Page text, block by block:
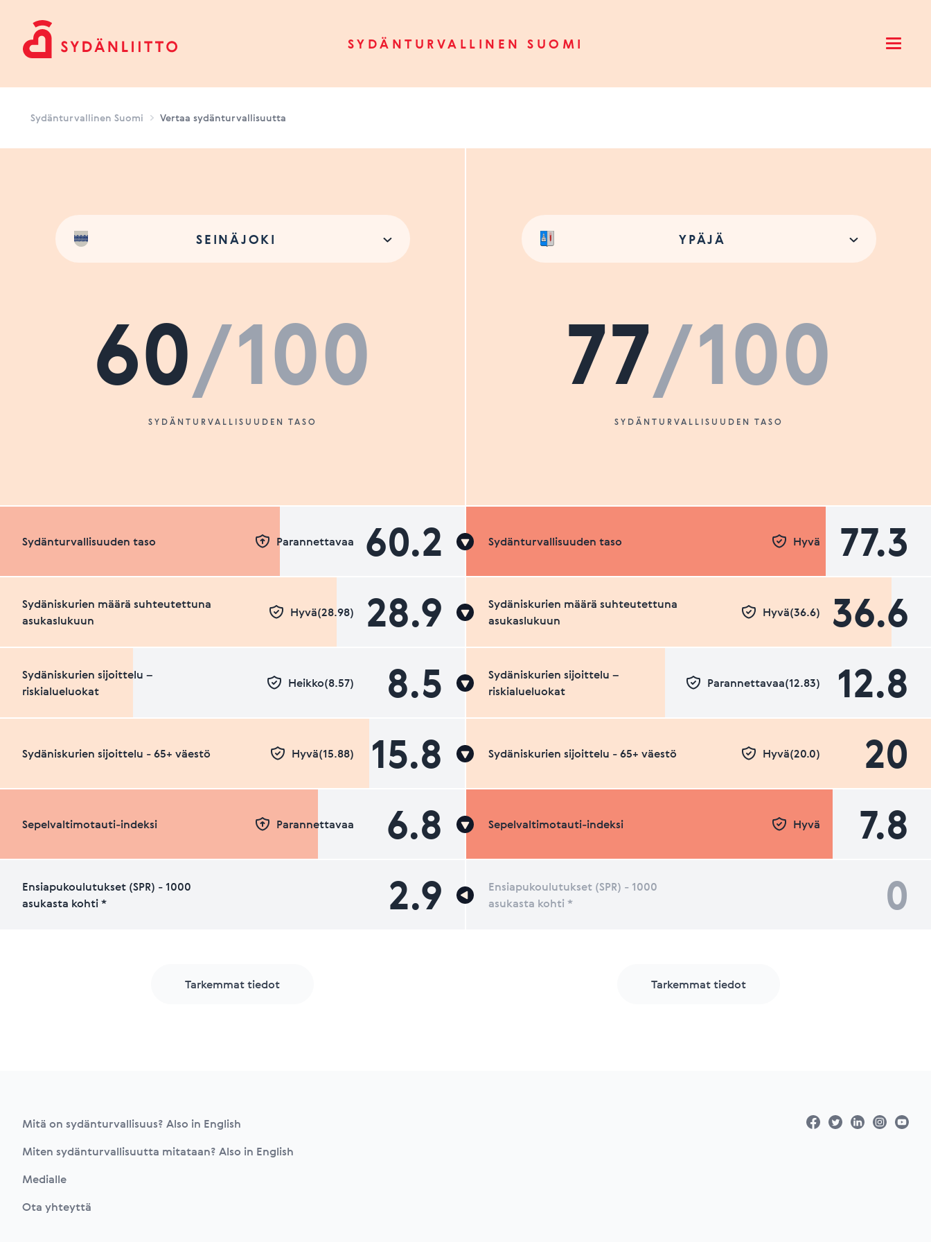
SYDÄNTURVALLINEN SUOMI Open
Sydänturvallinen Suomi Vertaa sydänturvallisuutta
SEINÄJOKI
60/100
SYDÄNTURVALLISUUDEN TASO
Sydänturvallisuuden taso 60.2
Parannettavaa
Sydäniskurien määrä suhteutettuna
asukaslukuun
28.9
Hyvä(28.98)
Sydäniskurien sijoittelu –
riskialueluokat
8.5
Heikko(8.57)
Sydäniskurien sijoittelu - 65+ väestö 15.8
Hyvä(15.88)
Sepelvaltimotauti-indeksi 6.8
Parannettavaa
Ensiapukoulutukset (SPR) - 1000
asukasta kohti *
2.9
Tarkemmat tiedot
YPÄJÄ
77/100
SYDÄNTURVALLISUUDEN TASO
Sydänturvallisuuden taso 77.3
Hyvä
Sydäniskurien määrä suhteutettuna
asukaslukuun
36.6
Hyvä(36.6)
Sydäniskurien sijoittelu –
riskialueluokat
12.8
Parannettavaa(12.83)
Sydäniskurien sijoittelu - 65+ väestö 20
Hyvä(20.0)
Sepelvaltimotauti-indeksi 7.8
Hyvä
Ensiapukoulutukset (SPR) - 1000
asukasta kohti *
0
Tarkemmat tiedot
Mitä on sydänturvallisuus? Also in English
Miten sydänturvallisuutta mitataan? Also in English
Medialle
Ota yhteyttä